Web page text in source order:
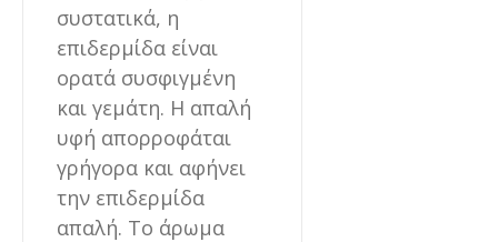
συστατικά, η
επιδερμίδα είναι
ορατά συσφιγμένη
και γεμάτη. Η απαλή
υφή απορροφάται
γρήγορα και αφήνει
την επιδερμίδα
απαλή. Το άρωμα